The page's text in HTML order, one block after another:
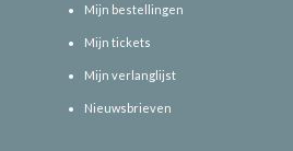
Mijn bestellingen
Mijn tickets
Mijn verlanglijst
Nieuwsbrieven